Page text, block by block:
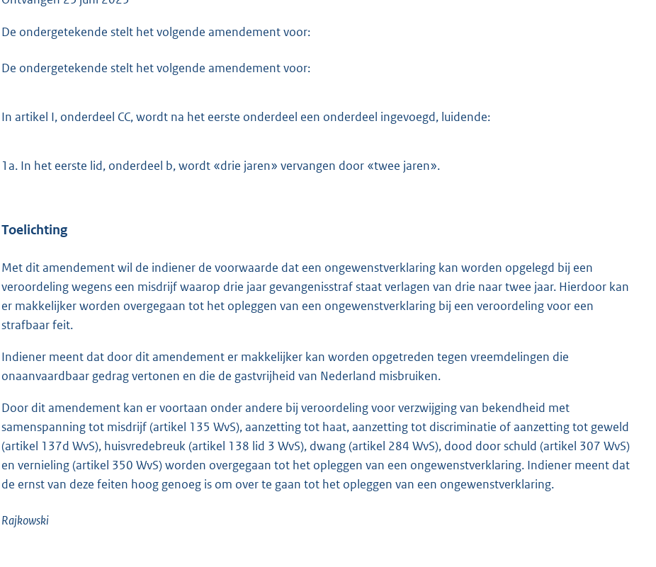
:
8
De ondergetekende stelt het volgende amendement voor:
De ondergetekende stelt het volgende amendement voor:
In artikel I, onderdeel CC, wordt na het eerste onderdeel een onderdeel ingevoegd, luidende:
1a. In het eerste lid, onderdeel b, wordt «drie jaren» vervangen door «twee jaren».
Toelichting
Met dit amendement wil de indiener de voorwaarde dat een ongewenstverklaring kan worden opgelegd bij een
veroordeling wegens een misdrijf waarop drie jaar gevangenisstraf staat verlagen van drie naar twee jaar. Hierdoor kan
er makkelijker worden overgegaan tot het opleggen van een ongewenstverklaring bij een veroordeling voor een
strafbaar feit.
Indiener meent dat door dit amendement er makkelijker kan worden opgetreden tegen vreemdelingen die
onaanvaardbaar gedrag vertonen en die de gastvrijheid van Nederland misbruiken.
Door dit amendement kan er voortaan onder andere bij veroordeling voor verzwijging van bekendheid met
samenspanning tot misdrijf (artikel 135 WvS), aanzetting tot haat, aanzetting tot discriminatie of aanzetting tot geweld
(artikel 137d WvS), huisvredebreuk (artikel 138 lid 3 WvS), dwang (artikel 284 WvS), dood door schuld (artikel 307 WvS)
en vernieling (artikel 350 WvS) worden overgegaan tot het opleggen van een ongewenstverklaring. Indiener meent dat
de ernst van deze feiten hoog genoeg is om over te gaan tot het opleggen van een ongewenstverklaring.
Rajkowski